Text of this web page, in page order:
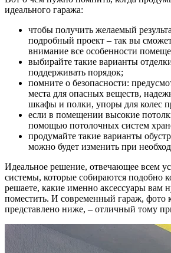
идеального гаража:
чтобы получить желаемый
подробный проект – так вы
внимание все особенности
выбирайте такие варианты
поддерживать порядок;
помните о безопасности:
места для опасных веществ,
шкафы и полки, упоры для колес
если в помещении высокие
помощью потолочных систем
продумайте такие варианты
можно будет изменить при
Идеальное решение, отвечающее всем
системы, которые собираются подобно
решаете, какие именно аксессуары вам
поместить. И современный гараж, фото
представлено ниже, – отличный тому